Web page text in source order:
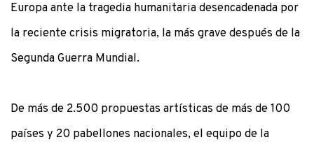
Europa ante la tragedia humanitaria desencadenada por
la reciente crisis migratoria, la más grave después de la
Segunda Guerra Mundial.
De más de 2.500 propuestas artísticas de más de 100
países y 20 pabellones nacionales, el equipo de la